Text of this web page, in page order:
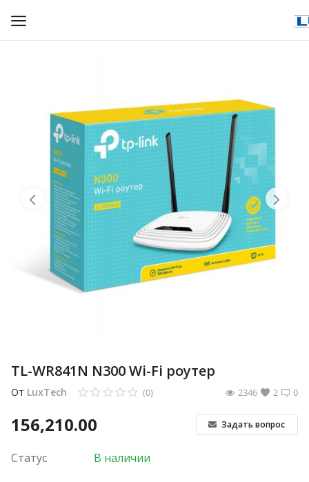
ДЛЯ БИЗНЕСА
ДЛЯ ОПЕРАТОРОВ СВЯЗИ
Избранное
Контакты
Войти
TL-WR841N N300 Wi-Fi роутер
От LuxTech 0
(0) 2
2346
156,210.00 Задать вопрос
Статус В наличии